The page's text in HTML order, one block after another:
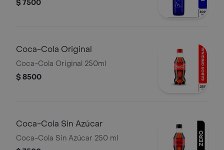
$ 7500
Coca-Cola Original
Coca-Cola Original 250ml
$ 8500
Coca-Cola Sin Azúcar
Coca-Cola Sin Azúcar 250 ml